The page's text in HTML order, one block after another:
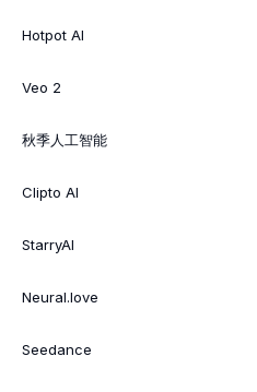
Hotpot AI
Veo 2
秋季人工智能
Clipto AI
StarryAI
Neural.love
Seedance